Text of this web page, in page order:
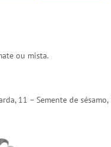
ou mista.
11 – Semente de